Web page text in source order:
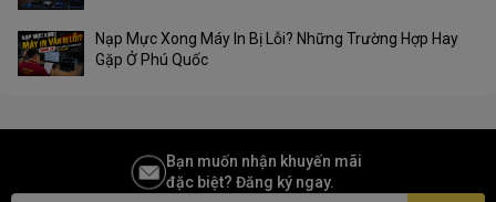
Nạp Mực Xong Máy In Bị Lỗi? Những Trường Hợp Hay
Gặp Ở Phú Quốc
Bạn muốn nhận khuyến mãi
đặc biệt? Đăng ký ngay.